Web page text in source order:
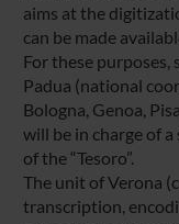
aims at the
can be made
For these
Padua (national
Bologna, Genoa,
will be in charge of
of the “Tesoro”.
The unit of Verona
transcription,